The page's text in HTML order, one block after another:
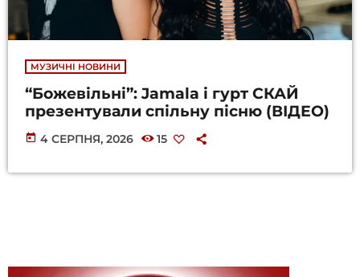
МУЗИЧНІ НОВИНИ
“Божевільні”: Jamala і гурт СКАЙ
презентували спільну пісню (ВІДЕО)
today 4 СЕРПНЯ, 2026 15